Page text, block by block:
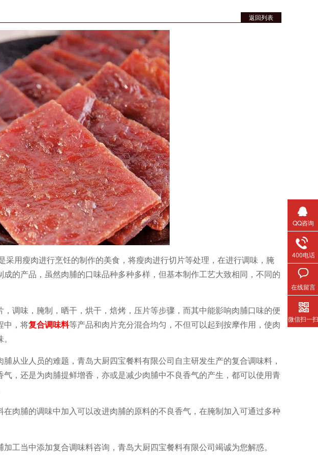
返回列表
用瘦肉进行烹饪的制作的美食，将瘦肉进行切片等处理，在进行调味，腌
的产品，虽然肉脯的口味品种多种多样，但基本制作工艺大致相同，不同的
调味，腌制，晒干，烘干，焙烤，压片等步骤，而其中能影响肉脯口味的便
中，将复合调味料等产品和肉片充分混合均匀，不但可以起到按摩作用，使肉
从业人员的难题，青岛大厨四宝餐料有限公司自主研发生产的复合调味料，
，还是为肉脯提鲜增香，亦或是减少肉脯中不良香气的产生，都可以使用青
肉脯的调味中加入可以改进肉脯的原料的不良香气，在腌制加入可通过多种
工当中添加复合调味料咨询，青岛大厨四宝餐料有限公司竭诚为您解惑。
QQ咨询
400电话
在线留言
微信扫一扫